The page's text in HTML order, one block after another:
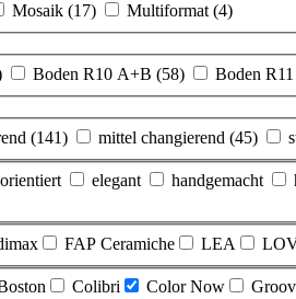
Mosaik (17) Multiformat(4)
Boden R10 A+B (58) Boden R11
(141) mittel changierend (45)
elegant handgemacht
FAP Ceramiche LEA
Colibri Color Now